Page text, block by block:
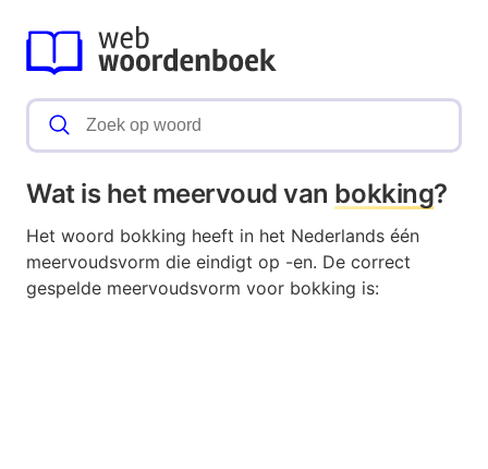
Wat is het meervoud van bokking?
Het woord bokking heeft in het Nederlands één
meervoudsvorm die eindigt op -en. De correct
gespelde meervoudsvorm voor bokking is: